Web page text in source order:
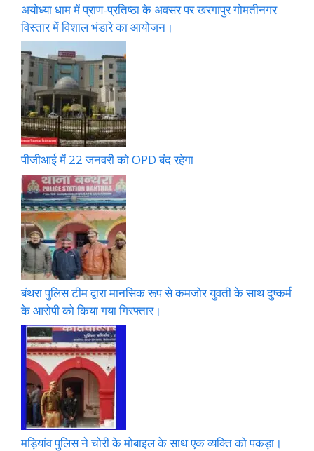
अयोध्या धाम में प्राण-प्रतिष्ठा के अवसर पर खरगापुर गोमतीनगर
विस्तार में विशाल भंडारे का आयोजन।
पीजीआई में 22 जनवरी को OPD बंद रहेगा
बंथरा पुलिस टीम द्वारा मानसिक रूप से कमजोर युवती के साथ दुष्कर्म
के आरोपी को किया गया गिरफ्तार।
मड़ियांव पुलिस ने चोरी के मोबाइल के साथ एक व्यक्ति को पकड़ा।